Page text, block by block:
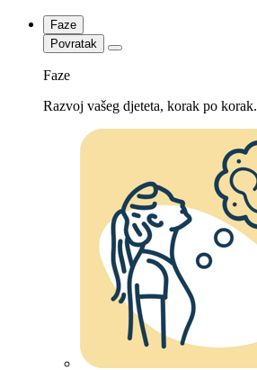
Faze
Povratak
Faze
Razvoj vašeg djeteta, korak po korak.